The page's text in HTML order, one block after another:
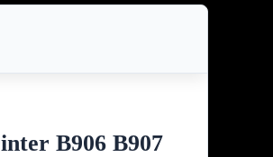
B906 B907